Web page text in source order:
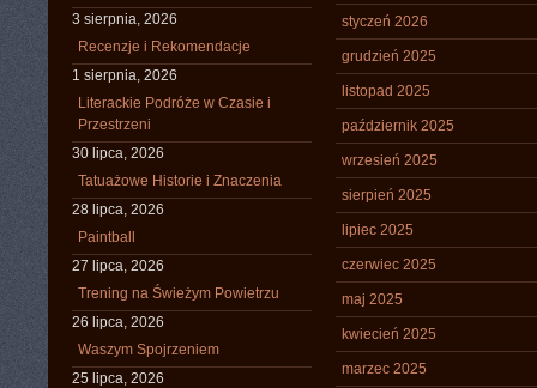
3 sierpnia, 2026
Recenzje i Rekomendacje
1 sierpnia, 2026
Literackie Podróże w Czasie i
Przestrzeni
30 lipca, 2026
Tatuażowe Historie i Znaczenia
28 lipca, 2026
Paintball
27 lipca, 2026
Trening na Świeżym Powietrzu
26 lipca, 2026
Waszym Spojrzeniem
25 lipca, 2026
styczeń 2026
grudzień 2025
listopad 2025
październik 2025
wrzesień 2025
sierpień 2025
lipiec 2025
czerwiec 2025
maj 2025
kwiecień 2025
marzec 2025